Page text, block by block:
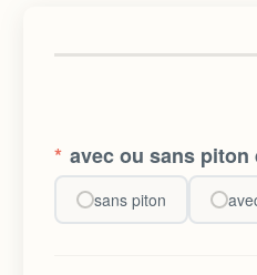
* avec ou sans piton
sans piton